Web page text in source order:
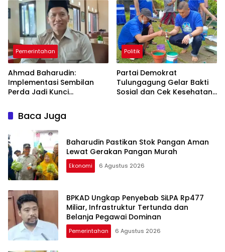
Berkelanjutan
Diperbaiki
Pemerintahan
Ahmad Baharudin:
Implementasi Sembilan
Perda Jadi Kunci
Pembangunan
Tulungagung
Politik
Partai Demokrat
Tulungagung Gelar Bakti
Sosial dan Cek Kesehatan
Baca Juga
Baharudin Pastikan Stok Pangan Aman
Lewat Gerakan Pangan Murah
Ekonomi 6 Agustus 2026
BPKAD Ungkap Penyebab SiLPA Rp477
Miliar, Infrastruktur Tertunda dan
Belanja Pegawai Dominan
Pemerintahan 6 Agustus 2026